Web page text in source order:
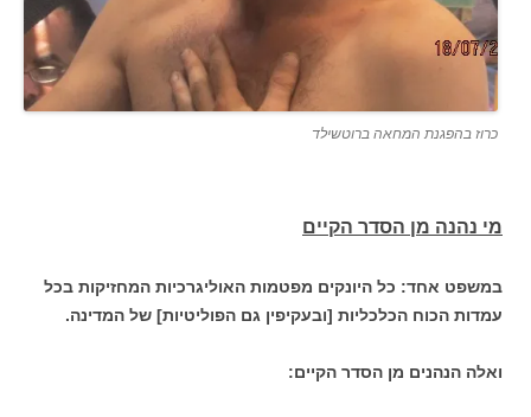
כרוז בהפגנת המחאה ברוטשילד
מי נהנה מן הסדר הקיים
במשפט אחד: כל היונקים מפטמות האוליגרכיות המחזיקות בכל
עמדות הכוח הכלכליות [ובעקיפין גם הפוליטיות] של המדינה.
ואלה הנהנים מן הסדר הקיים: